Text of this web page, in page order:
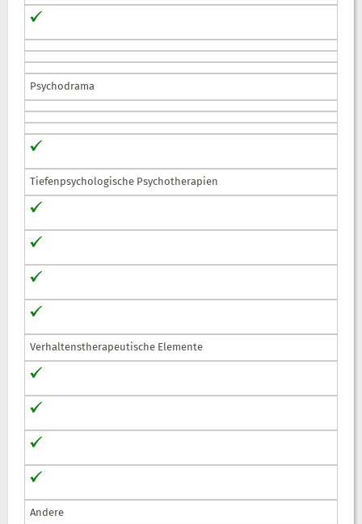
Psychodrama
Tiefenpsychologische Psychotherapien
Verhaltenstherapeutische Elemente
Andere